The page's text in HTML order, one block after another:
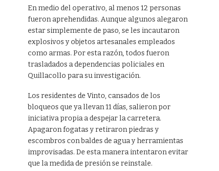
En medio del operativo, al menos 12 personas
fueron aprehendidas. Aunque algunos alegaron
estar simplemente de paso, se les incautaron
explosivos y objetos artesanales empleados
como armas. Por esta razón, todos fueron
trasladados a dependencias policiales en
Quillacollo para su investigación.
Los residentes de Vinto, cansados de los
bloqueos que ya llevan 11 días, salieron por
iniciativa propia a despejar la carretera.
Apagaron fogatas y retiraron piedras y
escombros con baldes de agua y herramientas
improvisadas. De esta manera intentaron evitar
que la medida de presión se reinstale.